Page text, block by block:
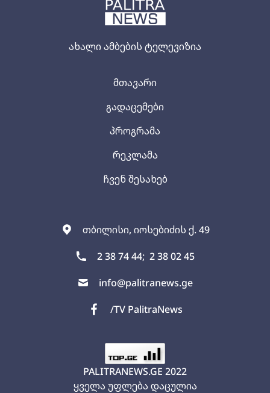
ახალი ამბების ტელევიზია
თბილისი, იოსებიძის ქ. 49
2 38 74 44; 2 38 02 45
info@palitranews.ge
/TV PalitraNews
მთავარი
გადაცემები
პროგრამა
რეკლამა
ჩვენ შესახებ
PALITRANEWS.GE 2022
ყველა უფლება დაცულია